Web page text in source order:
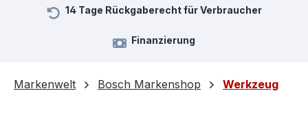
14 Tage Rückgaberecht für Verbraucher
Finanzierung
Markenwelt Bosch Markenshop Werkzeug